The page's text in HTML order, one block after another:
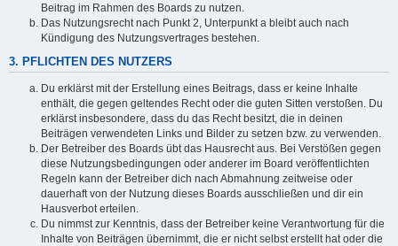
Beitrag im Rahmen des Boards zu nutzen.
Das Nutzungsrecht nach Punkt 2, Unterpunkt a bleibt auch nach
Kündigung des Nutzungsvertrages bestehen.
3. PFLICHTEN DES NUTZERS
Du erklärst mit der Erstellung eines Beitrags, dass er keine Inhalte
enthält, die gegen geltendes Recht oder die guten Sitten verstoßen. Du
erklärst insbesondere, dass du das Recht besitzt, die in deinen
Beiträgen verwendeten Links und Bilder zu setzen bzw. zu verwenden.
Der Betreiber des Boards übt das Hausrecht aus. Bei Verstößen gegen
diese Nutzungsbedingungen oder anderer im Board veröffentlichten
Regeln kann der Betreiber dich nach Abmahnung zeitweise oder
dauerhaft von der Nutzung dieses Boards ausschließen und dir ein
Hausverbot erteilen.
Du nimmst zur Kenntnis, dass der Betreiber keine Verantwortung für die
Inhalte von Beiträgen übernimmt, die er nicht selbst erstellt hat oder die